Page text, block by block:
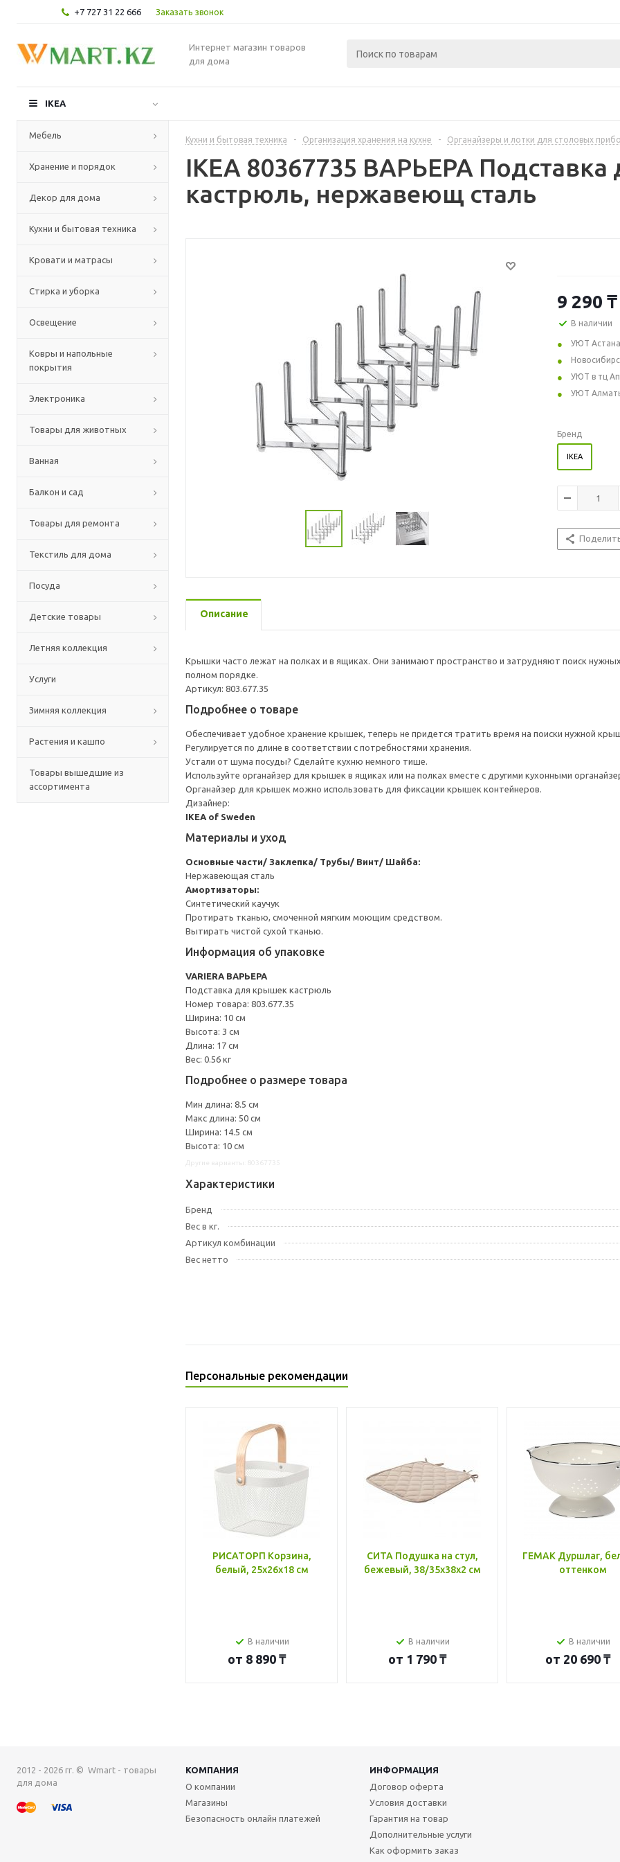
+7 727 31 22 666 Заказать звонок
Интернет магазин товаров
для дома
IKEA
Мебель
Хранение и порядок
Декор для дома
Кухни и бытовая техника
Кровати и матрасы
Стирка и уборка
Освещение
Ковры и напольные
покрытия
Электроника
Товары для животных
Ванная
Балкон и сад
Товары для ремонта
Текстиль для дома
Посуда
Детские товары
Летняя коллекция
Услуги
Зимняя коллекция
Растения и кашпо
Товары вышедшие из
ассортимента
Кухни и бытовая техника - Организация хранения на кухне - Органайзеры и лотки для столовых
IKEA 80367735 ВАРЬЕРА
кастрюль, нержавеющ сталь
9 290 ₸
В наличии
УЮТ Астана
УЮТ в тц
УЮТ
Бренд
IKEA
Описание
Крышки часто лежат на полках и в ящиках. Они занимают пространство и затрудняют поиск
полном порядке.
Артикул: 803.677.35
Подробнее о товаре
Обеспечивает удобное хранение крышек, теперь не придется тратить время на поиски нужной
Регулируется по длине в соответствии с потребностями хранения.
Устали от шума посуды? Сделайте кухню немного тише.
Используйте органайзер для крышек в ящиках или на полках вместе с другими кухонными
Органайзер для крышек можно использовать для фиксации крышек контейнеров.
Дизайнер:
IKEA of Sweden
Материалы и уход
Основные части/ Заклепка/ Трубы/ Винт/ Шайба:
Нержавеющая сталь
Амортизаторы:
Синтетический каучук
Протирать тканью, смоченной мягким моющим средством.
Вытирать чистой сухой тканью.
Информация об упаковке
VARIERA ВАРЬЕРА
Подставка для крышек кастрюль
Номер товара: 803.677.35
Ширина: 10 см
Высота: 3 см
Длина: 17 см
Вес: 0.56 кг
Подробнее о размере товара
Мин длина: 8.5 см
Макс длина: 50 см
Ширина: 14.5 см
Высота: 10 см
Характеристики
Бренд
Вес в кг.
Артикул комбинации
Вес нетто
Персональные рекомендации
РИСАТОРП Корзина,
белый, 25x26x18 см
В наличии
от 8 890 ₸
СИТА Подушка на стул,
бежевый, 38/35x38x2 см
В наличии
от 1 790 ₸
ГЕМАК Дуршлаг,
оттенком
В наличии
от 20 690 ₸
2012 - 2026 гг. © Wmart - товары
для дома
КОМПАНИЯ
ИНФОРМАЦИЯ
О компании
Магазины
Безопасность онлайн платежей
Договор оферта
Условия доставки
Гарантия на товар
Дополнительные услуги
Как оформить заказ